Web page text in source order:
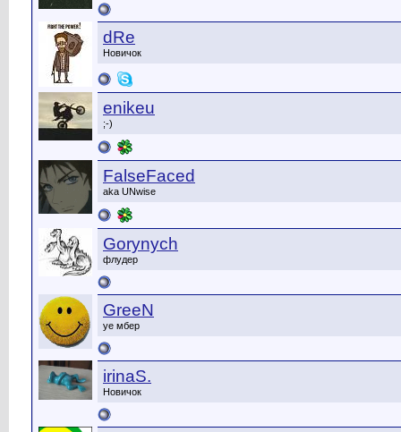
dRe
Новичок
enikeu
;-)
FalseFaced
aka UNwise
Gorynych
флудер
GreeN
уе мбер
irinaS.
Новичок